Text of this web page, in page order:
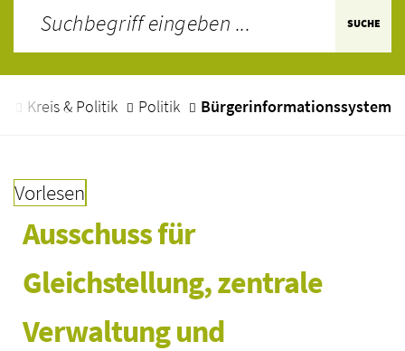
SUCHE
Kreis & Politik Politik Bürgerinformationssystem
Vorlesen
Ausschuss für
Gleichstellung, zentrale
Verwaltung und